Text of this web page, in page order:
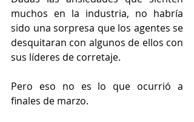
muchos en la industria, no habría
sido una sorpresa que los agentes se
desquitaran con algunos de ellos con
sus líderes de corretaje.
Pero eso no es lo que ocurrió a
finales de marzo.